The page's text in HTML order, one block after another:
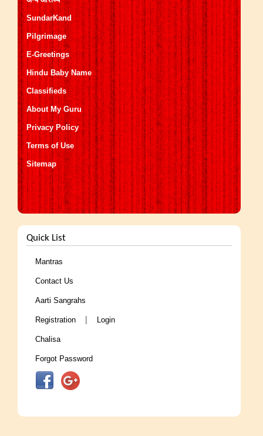
SundarKand
Pilgrimage
E-Greetings
Hindu Baby Name
Classifieds
About My Guru
Privacy Policy
Terms of Use
Sitemap
Quick List
Mantras
Contact Us
Aarti Sangrahs
Registration | Login
Chalisa
Forgot Password